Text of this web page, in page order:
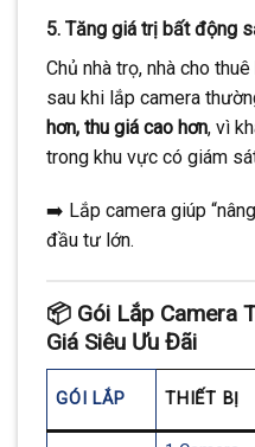
5. Tăng giá trị bất động
Chủ nhà trọ, nhà cho
sau khi lắp camera
hơn, thu giá cao hơn, vì
trong khu vực có giám
➡️ Lắp camera giúp
đầu tư lớn.
📦 Gói Lắp Camera
Giá Siêu Ưu Đãi
GÓI LẮP THIẾT BỊ